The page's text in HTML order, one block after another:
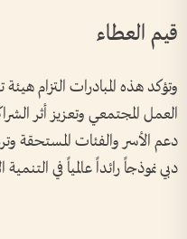
قيم العطاء
وتؤكد هذه المبادرات التزام
العمل المجتمعي وتعزيز أثر
دعم الأسر والفئات المستحقة
دبي نموذجاً رائداً عالمياً في